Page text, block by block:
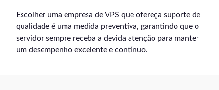
Escolher uma empresa de VPS que ofereça suporte de
qualidade é uma medida preventiva, garantindo que o
servidor sempre receba a devida atenção para manter
um desempenho excelente e contínuo.